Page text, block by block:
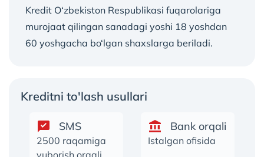
Kredit O‘zbekiston Respublikasi fuqarolariga
murojaat qilingan sanadagi yoshi 18 yoshdan
60 yoshgacha bo‘lgan shaxslarga beriladi.
Kreditni to'lash usullari
SMS
2500 raqamiga
yuborish orqali
Bank orqali
Istalgan ofisida